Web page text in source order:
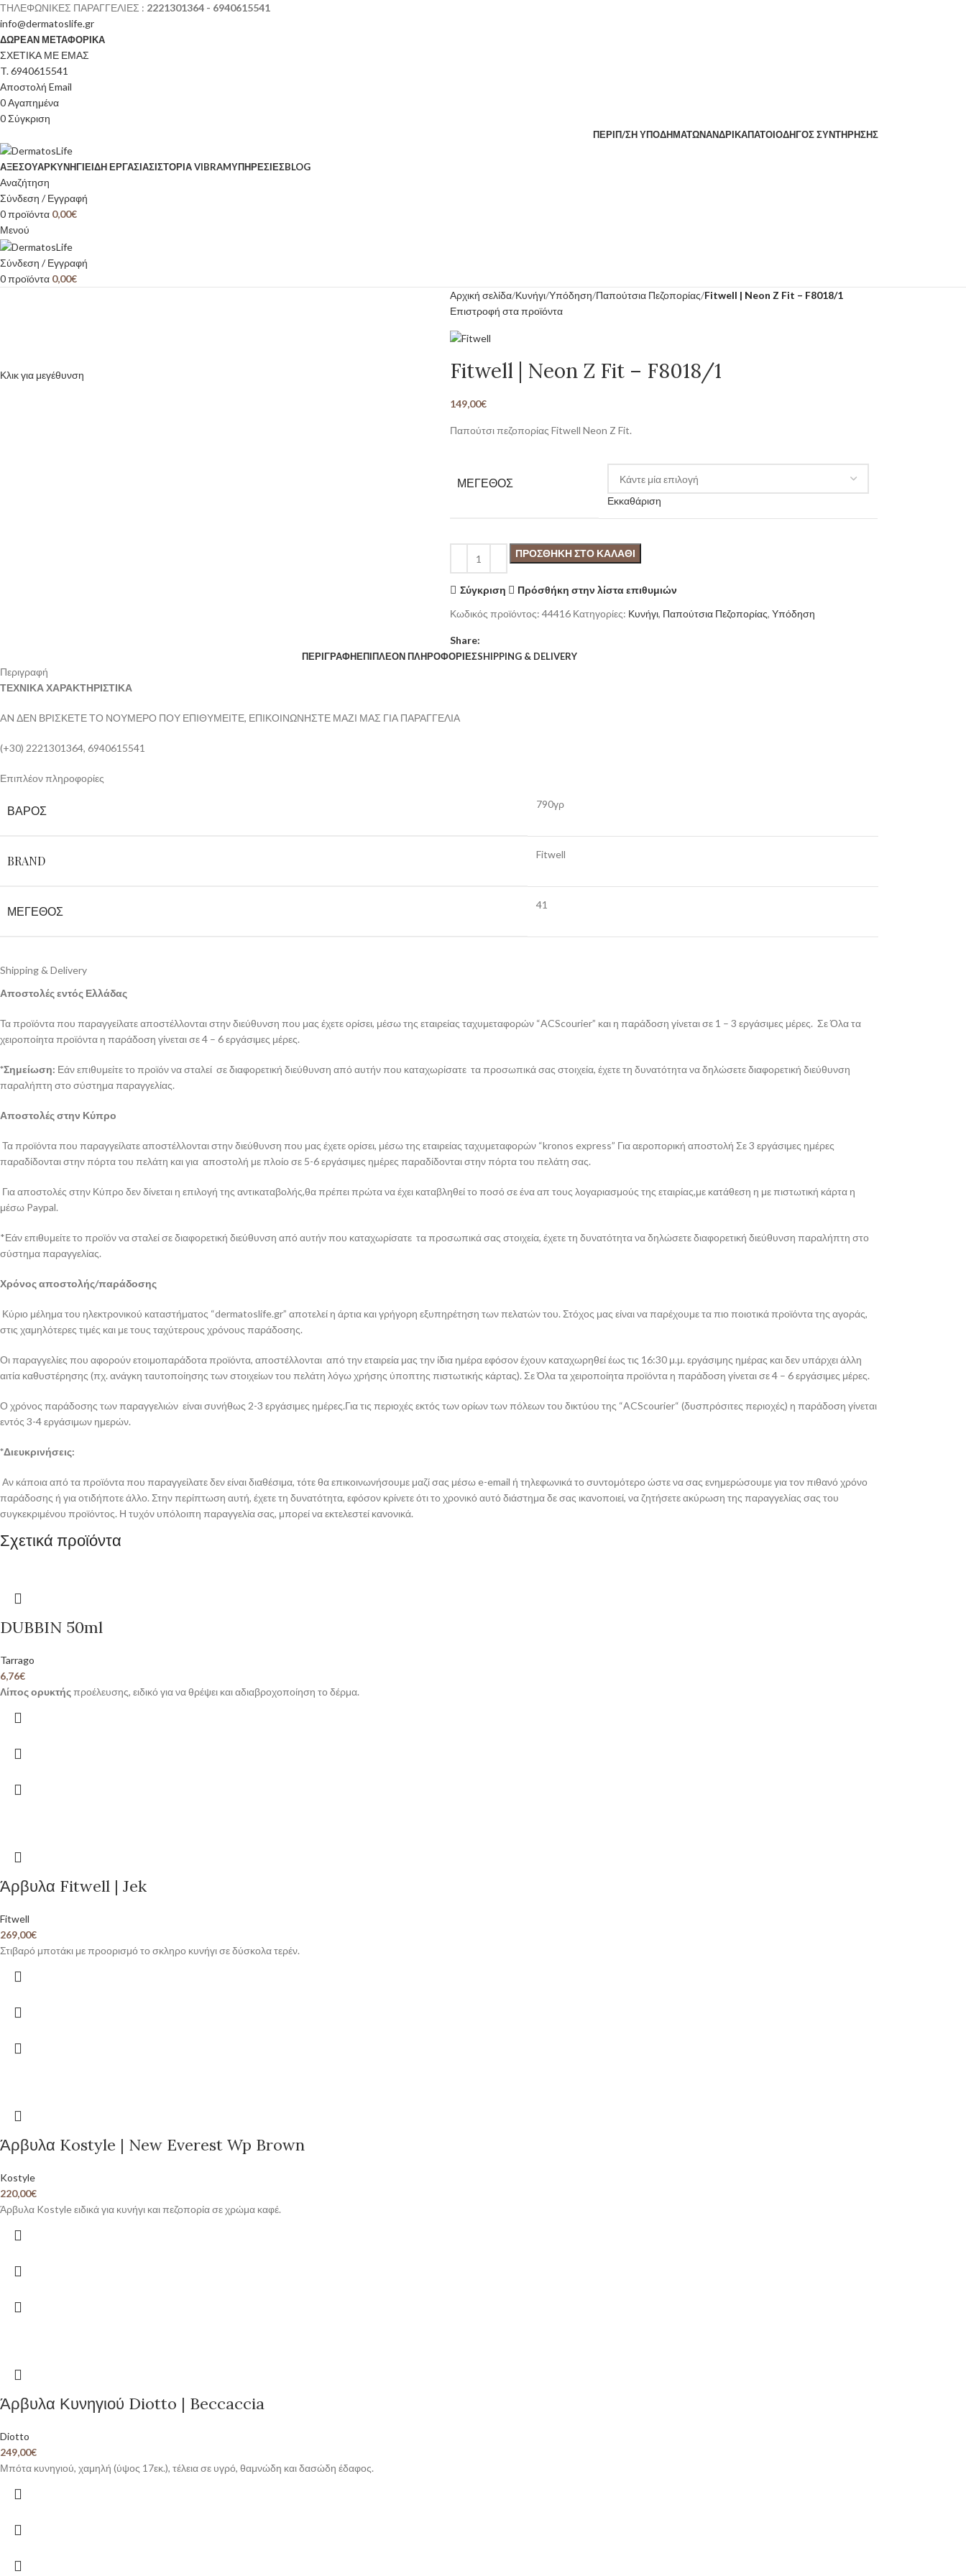
ΤΗΛΕΦΩΝΙΚΕΣ ΠΑΡΑΓΓΕΛΙΕΣ : 2221301364 - 6940615541
info@dermatoslife.gr
ΔΩΡΕΑΝ ΜΕΤΑΦΟΡΙΚΑ
ΣΧΕΤΙΚΑ ΜΕ ΕΜΑΣ
T. 6940615541
Αποστολή Email
0Αγαπημένα
0Σύγκριση
ΠΕΡΙΠ/ΣΗ ΥΠΟΔΗΜΆΤΩΝΑΝΔΡΙΚΆΠΆΤΟΙΟΔΗΓΌΣ ΣΥΝΤΉΡΗΣΗΣ
ΑΞΕΣΟΥΆΡΚΥΝΉΓΙΕΊΔΗ ΕΡΓΑΣΊΑΣΙΣΤΟΡΊΑ VIBRAMΥΠΗΡΕΣΙΕΣBLOG
Αναζήτηση
Σύνδεση / Εγγραφή
0προϊόντα 0,00€
Μενού
Σύνδεση / Εγγραφή
0προϊόντα 0,00€
Κλικ για μεγέθυνση
Αρχική σελίδα Κυνήγι Υπόδηση Παπούτσια Πεζοπορίας Fitwell | Neon Z Fit – F8018/1
Επιστροφή στα προϊόντα
Fitwell | Neon Z Fit – F8018/1
149,00€
Παπούτσι πεζοπορίας Fitwell Neon Z Fit.
ΜΕΓΕΘΟΣ
Εκκαθάριση
ΠΡΟΣΘΉΚΗ ΣΤΟ ΚΑΛΆΘΙ
Σύγκριση
Πρόσθήκη στην λίστα επιθυμιών
Κωδικός προϊόντος: 44416 Κατηγορίες: Κυνήγι, Παπούτσια Πεζοπορίας, Υπόδηση
Share:
ΠΕΡΙΓΡΑΦΉΕΠΙΠΛΈΟΝ ΠΛΗΡΟΦΟΡΊΕΣSHIPPING & DELIVERY
Περιγραφή
ΤΕΧΝΙΚΑ ΧΑΡΑΚΤΗΡΙΣΤΙΚΑ
AN ΔΕΝ ΒΡΙΣΚΕΤΕ ΤΟ ΝΟΥΜΕΡΟ ΠΟΥ ΕΠΙΘΥΜΕΙΤΕ, ΕΠΙΚΟΙΝΩΝΗΣΤΕ ΜΑΖΙ ΜΑΣ ΓΙΑ ΠΑΡΑΓΓΕΛΙΑ
(+30) 2221301364, 6940615541
Επιπλέον πληροφορίες
ΒΆΡΟΣ 790γρ
BRAND Fitwell
ΜΕΓΕΘΟΣ 41
Shipping & Delivery
Αποστολές εντός Ελλάδας
Τα προϊόντα που παραγγείλατε αποστέλλονται στην διεύθυνση που μας έχετε ορίσει, μέσω της εταιρείας ταχυμεταφορών “ACScourier” και η παράδοση γίνεται σε 1 – 3 εργάσιμες μέρες. Σε Όλα τα
χειροποίητα προϊόντα η παράδοση γίνεται σε 4 – 6 εργάσιμες μέρες.
*Σημείωση: Εάν επιθυμείτε το προϊόν να σταλεί σε διαφορετική διεύθυνση από αυτήν που καταχωρίσατε τα προσωπικά σας στοιχεία, έχετε τη δυνατότητα να δηλώσετε διαφορετική διεύθυνση
παραλήπτη στο σύστημα παραγγελίας.
Αποστολές στην Κύπρο
Τα προϊόντα που παραγγείλατε αποστέλλονται στην διεύθυνση που μας έχετε ορίσει, μέσω της εταιρείας ταχυμεταφορών “kronos express” Για αεροπορική αποστολή Σε 3 εργάσιμες ημέρες
παραδίδονται στην πόρτα του πελάτη και για αποστολή με πλοίο σε 5-6 εργάσιμες ημέρες παραδίδονται στην πόρτα του πελάτη σας.
Για αποστολές στην Κύπρο δεν δίνεται η επιλογή της αντικαταβολής,θα πρέπει πρώτα να έχει καταβληθεί το ποσό σε ένα απ τους λογαριασμούς της εταιρίας,με κατάθεση η με πιστωτική κάρτα η
μέσω Paypal.
*Εάν επιθυμείτε το προϊόν να σταλεί σε διαφορετική διεύθυνση από αυτήν που καταχωρίσατε τα προσωπικά σας στοιχεία, έχετε τη δυνατότητα να δηλώσετε διαφορετική διεύθυνση παραλήπτη στο
σύστημα παραγγελίας.
Χρόνος αποστολής/παράδοσης
Κύριο μέλημα του ηλεκτρονικού καταστήματος “dermatoslife.gr” αποτελεί η άρτια και γρήγορη εξυπηρέτηση των πελατών του. Στόχος μας είναι να παρέχουμε τα πιο ποιοτικά προϊόντα της αγοράς,
στις χαμηλότερες τιμές και με τους ταχύτερους χρόνους παράδοσης.
Οι παραγγελίες που αφορούν ετοιμοπαράδοτα προϊόντα, αποστέλλονται από την εταιρεία μας την ίδια ημέρα εφόσον έχουν καταχωρηθεί έως τις 16:30 μ.μ. εργάσιμης ημέρας και δεν υπάρχει άλλη
αιτία καθυστέρησης (πχ. ανάγκη ταυτοποίησης των στοιχείων του πελάτη λόγω χρήσης ύποπτης πιστωτικής κάρτας). Σε Όλα τα χειροποίητα προϊόντα η παράδοση γίνεται σε 4 – 6 εργάσιμες μέρες.
Ο χρόνος παράδοσης των παραγγελιών είναι συνήθως 2-3 εργάσιμες ημέρες.Για τις περιοχές εκτός των ορίων των πόλεων του δικτύου της “ACScourier“ (δυσπρόσιτες περιοχές) η παράδοση γίνεται
εντός 3-4 εργάσιμων ημερών.
*Διευκρινήσεις:
Αν κάποια από τα προϊόντα που παραγγείλατε δεν είναι διαθέσιμα, τότε θα επικοινωνήσουμε μαζί σας μέσω e-email ή τηλεφωνικά το συντομότερο ώστε να σας ενημερώσουμε για τον πιθανό χρόνο
παράδοσης ή για οτιδήποτε άλλο. Στην περίπτωση αυτή, έχετε τη δυνατότητα, εφόσον κρίνετε ότι το χρονικό αυτό διάστημα δε σας ικανοποιεί, να ζητήσετε ακύρωση της παραγγελίας σας του
συγκεκριμένου προϊόντος. Η τυχόν υπόλοιπη παραγγελία σας, μπορεί να εκτελεστεί κανονικά.
Σχετικά προϊόντα
DUBBIN 50ml
Tarrago
6,76€
Λίπος ορυκτήςπροέλευσης, ειδικό για να θρέψει και αδιαβροχοποίηση το δέρμα.
Άρβυλα Fitwell | Jek
Fitwell
269,00€
Στιβαρό μποτάκι με προορισμό το σκληρο κυνήγι σε δύσκολα τερέν.
Άρβυλα Kostyle | New Everest Wp Brown
Kostyle
220,00€
Άρβυλα Kostyle ειδικά για κυνήγι και πεζοπορία σε χρώμα καφέ.
Άρβυλα Κυνηγιού Diotto | Beccaccia
Diotto
249,00€
Μπότα κυνηγιού, χαμηλή (ύψος 17εκ.), τέλεια σε υγρό, θαμνώδη και δασώδη έδαφος.